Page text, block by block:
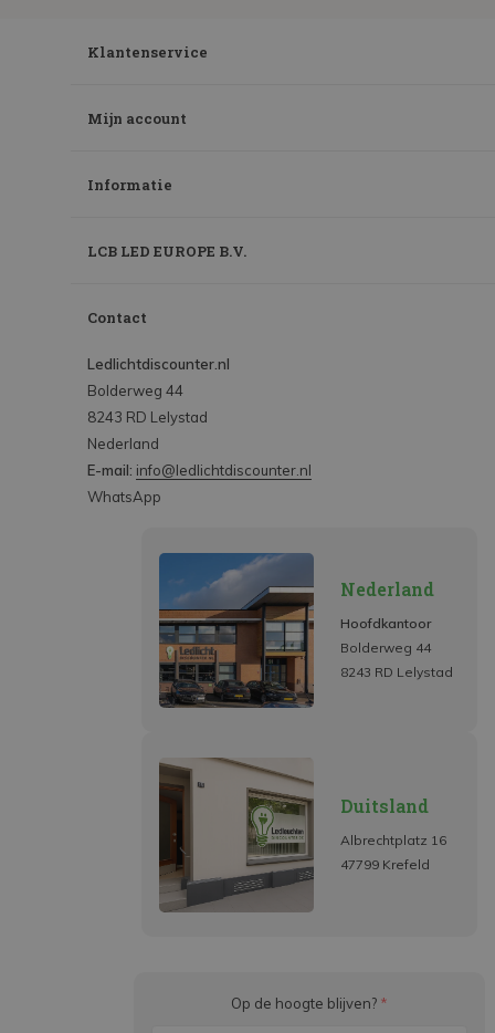
Klantenservice
Mijn account
Informatie
LCB LED EUROPE B.V.
Contact
Ledlichtdiscounter.nl
Bolderweg 44
8243 RD Lelystad
Nederland
E-mail: info@ledlichtdiscounter.nl
WhatsApp
Nederland
Hoofdkantoor
Bolderweg 44
8243 RD Lelystad
Duitsland
Albrechtplatz 16
47799 Krefeld
Op de hoogte blijven? *